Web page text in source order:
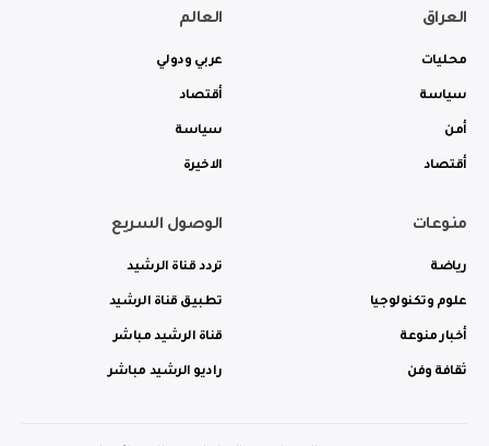
العراق
محليات
سياسة
أمن
أقتصاد
العالم
عربي ودولي
أقتصاد
سياسة
الاخيرة
منوعات
رياضة
علوم وتكنولوجيا
أخبار منوعة
ثقافة وفن
الوصول السريع
تردد قناة الرشيد
تطبيق قناة الرشيد
قناة الرشيد مباشر
راديو الرشيد مباشر